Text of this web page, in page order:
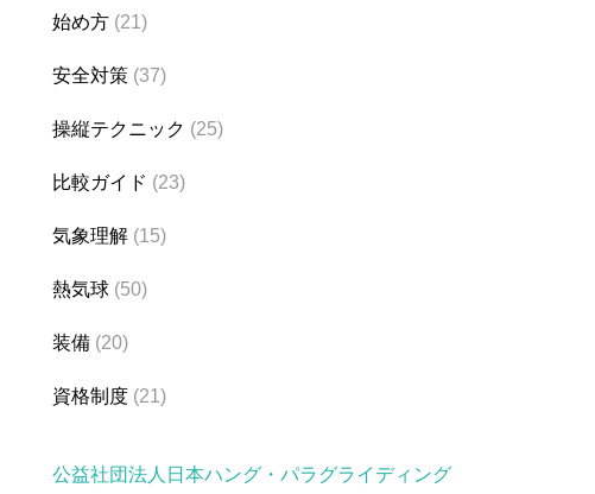
始め方 (21)
安全対策 (37)
操縦テクニック (25)
比較ガイド (23)
気象理解 (15)
熱気球 (50)
装備 (20)
資格制度 (21)
公益社団法人日本ハング・パラグライディング